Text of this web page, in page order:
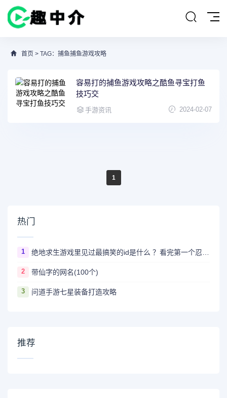
首页 > TAG：捕鱼捕鱼游戏攻略
容易打的捕鱼游戏攻略之酷鱼寻宝打鱼
技巧交
手游资讯 2024-02-07
1
热门
1 绝地求生游戏里见过最搞笑的id是什么 ？看完第一个忍不住爆笑
2 带仙字的网名(100个)
3 问道手游七星装备打造攻略
推荐